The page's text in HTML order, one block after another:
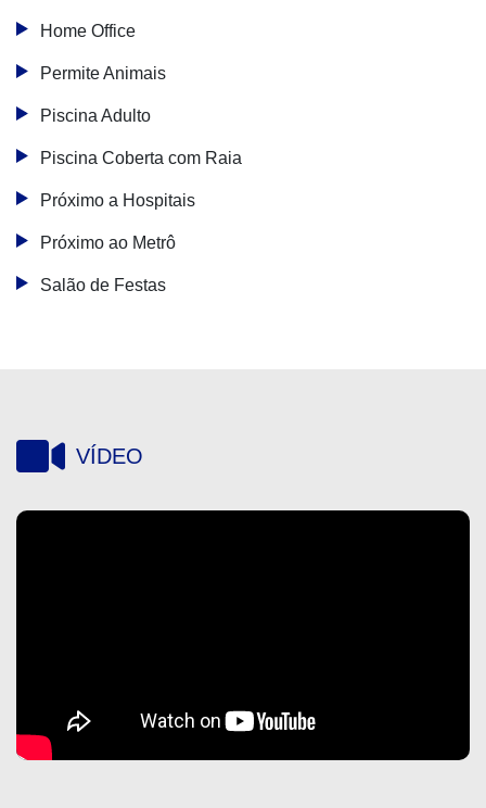
Home Office
Permite Animais
Piscina Adulto
Piscina Coberta com Raia
Próximo a Hospitais
Próximo ao Metrô
Salão de Festas
VÍDEO